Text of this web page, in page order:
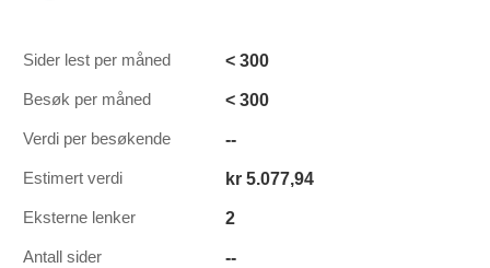
Sider lest per måned < 300
Besøk per måned < 300
Verdi per besøkende --
Estimert verdi kr 5.077,94
Eksterne lenker 2
Antall sider --